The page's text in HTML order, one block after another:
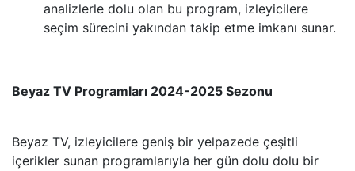
analizlerle dolu olan bu program, izleyicilere
seçim sürecini yakından takip etme imkanı sunar.
Beyaz TV Programları 2024-2025 Sezonu
Beyaz TV, izleyicilere geniş bir yelpazede çeşitli
içerikler sunan programlarıyla her gün dolu dolu bir